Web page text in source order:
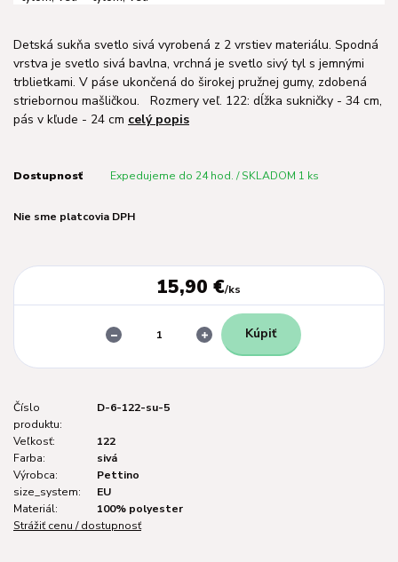
Detská sukňa svetlo sivá vyrobená z 2 vrstiev materiálu. Spodná
vrstva je svetlo sivá bavlna, vrchná je svetlo sivý tyl s jemnými
trblietkami. V páse ukončená do širokej pružnej gumy, zdobená
striebornou mašličkou. Rozmery veľ. 122: dĺžka sukničky - 34 cm,
pás v kľude - 24 cm celý popis
Dostupnosť Expedujeme do 24 hod. / SKLADOM 1 ks
Nie sme platcovia DPH
15,90 €/ks
Kúpiť
Číslo
produktu:
D-6-122-su-5
Veľkosť:
122
Farba:
sivá
Výrobca:
Pettino
size_system:
EU
Materiál:
100% polyester
Strážiť cenu / dostupnosť